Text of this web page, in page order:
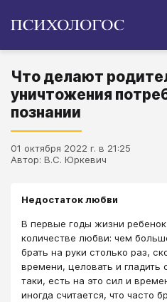
Что делают
уничтожения
познании
01 октября 2022 г. в 21:25
Автор: В.С. Юркевич
Недостаток любви
В первые годы жизни
количестве любви: чем
брать на руки столько раз,
времени, целовать и гладить
таки, есть на это сил и
иногда считается, что часто